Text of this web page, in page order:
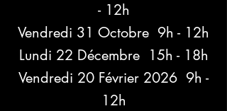
- 12h
Vendredi 31 Octobre 9h - 12h
Lundi 22 Décembre 15h - 18h
Vendredi 20 Février 2026 9h -
12h